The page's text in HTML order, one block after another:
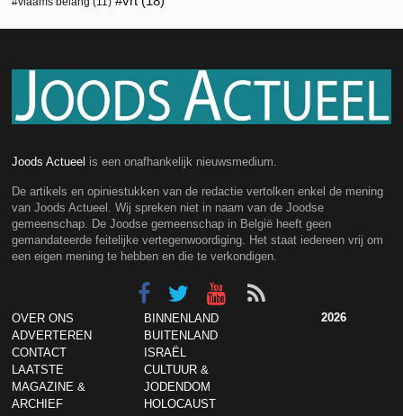
Joods Actueel is een onafhankelijk nieuwsmedium.
De artikels en opiniestukken van de redactie vertolken enkel de mening
van Joods Actueel. Wij spreken niet in naam van de Joodse
gemeenschap. De Joodse gemeenschap in België heeft geen
gemandateerde feitelijke vertegenwoordiging. Het staat iedereen vrij om
een eigen mening te hebben en die te verkondigen.
OVER ONS
ADVERTEREN
CONTACT
LAATSTE
MAGAZINE &
ARCHIEF
BINNENLAND
BUITENLAND
ISRAËL
CULTUUR &
JODENDOM
HOLOCAUST
2026